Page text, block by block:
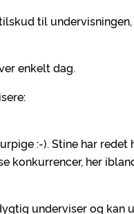
til undervisningen,
enkelt dag.
:-). Stine har
konkurrencer, her
underviser og kan